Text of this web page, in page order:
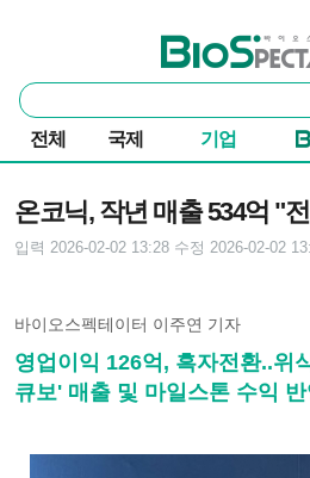
바이오스펙테이터
통
합
검
색
전체 국제 기업
온코닉, 작년 매출 534억 "
입력 2026-02-02 13:28 수정 2026-02-02
바이오스펙테이터 이주연 기자
영업이익 126억, 흑자전환..위
큐보' 매출 및 마일스톤 수익 반